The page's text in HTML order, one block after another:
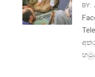
BY: